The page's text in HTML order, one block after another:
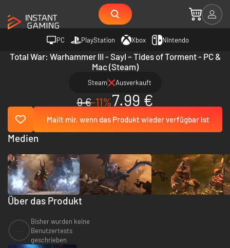
PC PlayStation Xbox Nintendo
Total War: Warhammer III - Sayl – Tides of Torment - PC &
Mac (Steam)
Steam Ausverkauft
9 €-11%7.99 €
Mailt mir, wenn das Produkt wieder verfügbar ist
Über das Produkt
Bisher wurden keine
Benutzertests
geschrieben
Medien